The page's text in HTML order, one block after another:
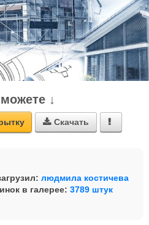
↓
 Скачать 
людмила костичева
в галерее: 3789 штук